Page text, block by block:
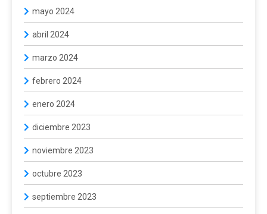
mayo 2024
abril 2024
marzo 2024
febrero 2024
enero 2024
diciembre 2023
noviembre 2023
octubre 2023
septiembre 2023